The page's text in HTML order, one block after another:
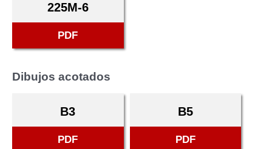
225M-6
PDF
Dibujos acotados
B3
PDF
B5
PDF